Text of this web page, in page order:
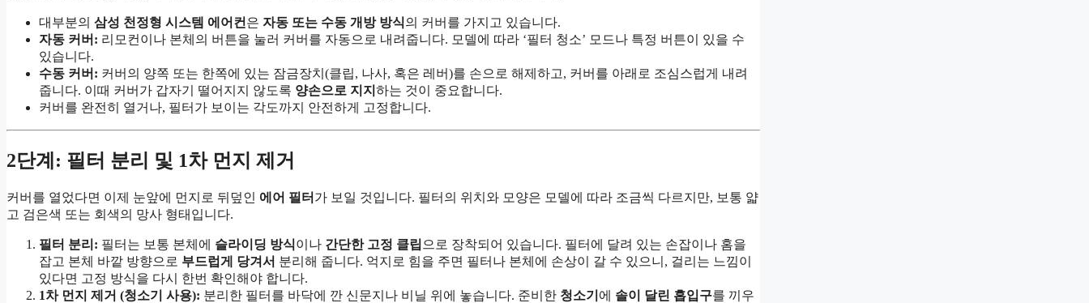
대부분의 삼성 천정형 시스템 에어컨 은 자동 또는 수동 개방 방식의 커버를 가지고 있습니다.
자동 커버: 리모컨이나 본체의 버튼을 눌러 커버를 자동으로 내려줍니다. 모델에 따라 ‘필터 청소’ 모드나 특정 버튼이 있을 수
있습니다.
수동 커버: 커버의 양쪽 또는 한쪽에 있는 잠금장치(클립, 나사, 혹은 레버)를 손으로 해제하고, 커버를 아래로 조심스럽게 내려
줍니다. 이때 커버가 갑자기 떨어지지 않도록 양손으로 지지 하는 것이 중요합니다.
커버를 완전히 열거나, 필터가 보이는 각도까지 안전하게 고정합니다.
2단계: 필터 분리 및 1차 먼지 제거
커버를 열었다면 이제 눈앞에 먼지로 뒤덮인 에어 필터 가 보일 것입니다. 필터의 위치와 모양은 모델에 따라 조금씩 다르지만, 보통 얇
고 검은색 또는 회색의 망사 형태입니다.
필터 분리: 필터는 보통 본체에 슬라이딩 방식이나 간단한 고정 클립 으로 장착되어 있습니다. 필터에 달려 있는 손잡이나 홈을
잡고 본체 바깥 방향으로 부드럽게 당겨서 분리해 줍니다. 억지로 힘을 주면 필터나 본체에 손상이 갈 수 있으니, 걸리는 느낌이
있다면 고정 방식을 다시 한번 확인해야 합니다.
1차 먼지 제거 (청소기 사용): 분리한 필터를 바닥에 깐 신문지나 비닐 위에 놓습니다. 준비한 청소기 에 솔이 달린 흡입구를 끼우